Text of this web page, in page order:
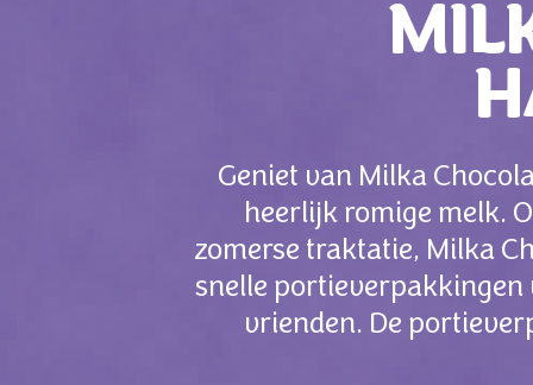
Geniet van Milka
heerlijk romige melk.
zomerse traktatie, Milka
snelle portieverpakkingen
vrienden. De